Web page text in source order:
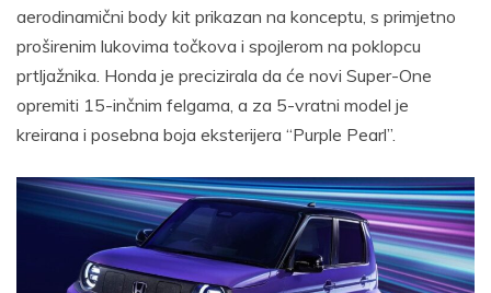
aerodinamični body kit prikazan na konceptu, s primjetno
proširenim lukovima točkova i spojlerom na poklopcu
prtljažnika. Honda je precizirala da će novi Super-One
opremiti 15-inčnim felgama, a za 5-vratni model je
kreirana i posebna boja eksterijera “Purple Pearl”.